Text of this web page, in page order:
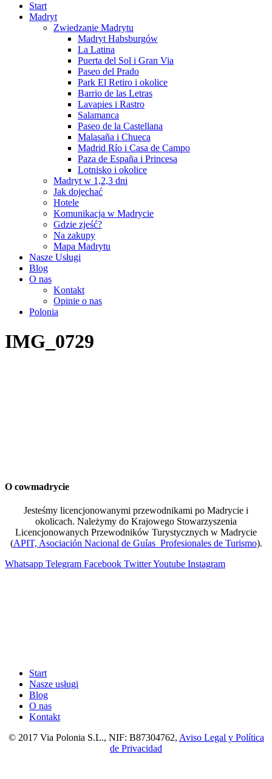
Start
Madryt
Zwiedzanie Madrytu
Madryt Habsburgów
La Latina
Puerta del Sol i Gran Via
Paseo del Prado
Park El Retiro i okolice
Barrio de las Letras
Lavapies i Rastro
Salamanca
Paseo de la Castellana
Malasaña i Chueca
Madrid Río i Casa de Campo
Paza de España i Princesa
Lotnisko i okolice
Madryt w 1,2,3 dni
Jak dojechać
Hotele
Komunikacja w Madrycie
Gdzie zjeść?
Na zakupy
Mapa Madrytu
Nasze Usługi
Blog
O nas
Kontakt
Opinie o nas
Polonia
IMG_0729
O cowmadrycie
Jesteśmy licencjonowanymi przewodnikami po Madrycie i
okolicach. Należymy do Krajowego Stowarzyszenia
Licencjonowanych Przewodników Turystycznych w Madrycie
(APIT, Asociación Nacional de Guías Profesionales de Turismo).
Whatsapp Telegram Facebook TwitterYoutube Instagram
Start
Nasze usługi
Blog
O nas
Kontakt
© 2017 Via Polonia S.L., NIF: B87304762, Aviso Legal y Política
de Privacidad